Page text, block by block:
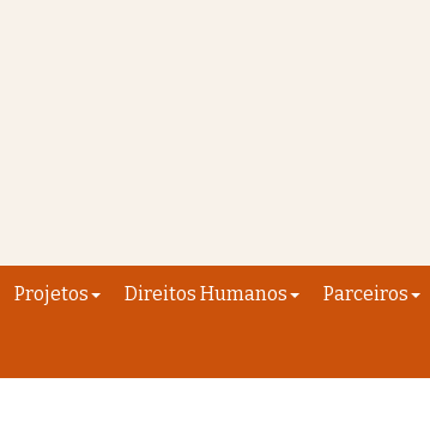
Projetos Direitos Humanos Parceiros